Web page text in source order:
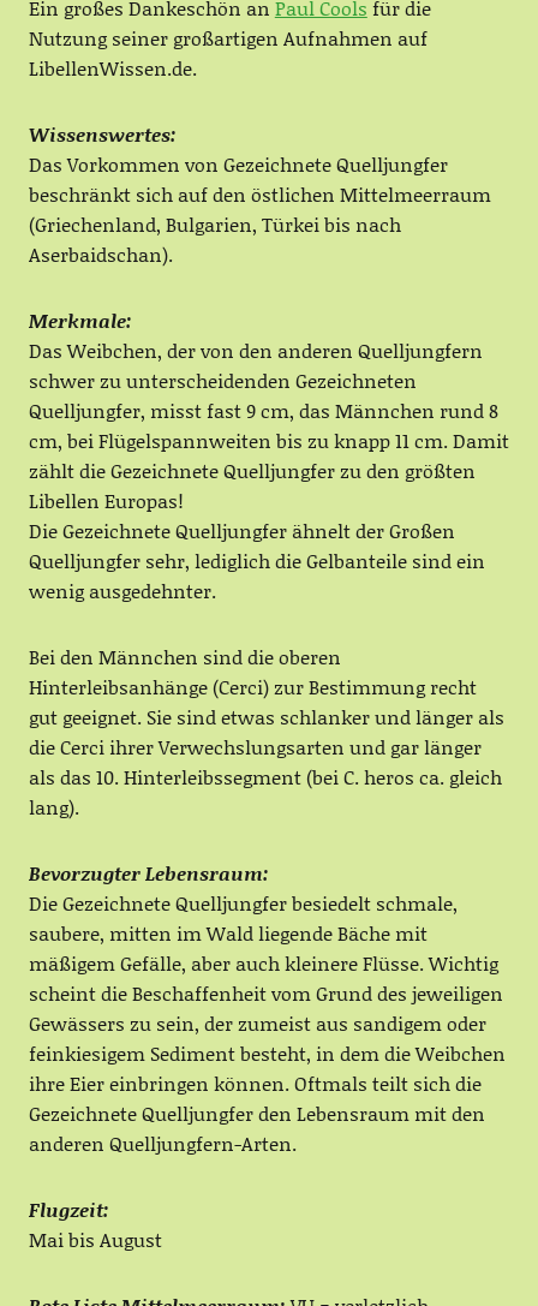
Ein großes Dankeschön an Paul Cools für die
Nutzung seiner großartigen Aufnahmen auf
LibellenWissen.de.
Wissenswertes:
Das Vorkommen von Gezeichnete Quelljungfer
beschränkt sich auf den östlichen Mittelmeerraum
(Griechenland, Bulgarien, Türkei bis nach
Aserbaidschan).
Merkmale:
Das Weibchen, der von den anderen Quelljungfern
schwer zu unterscheidenden Gezeichneten
Quelljungfer, misst fast 9 cm, das Männchen rund 8
cm, bei Flügelspannweiten bis zu knapp 11 cm. Damit
zählt die Gezeichnete Quelljungfer zu den größten
Libellen Europas!
Die Gezeichnete Quelljungfer ähnelt der Großen
Quelljungfer sehr, lediglich die Gelbanteile sind ein
wenig ausgedehnter.
Bei den Männchen sind die oberen
Hinterleibsanhänge (Cerci) zur Bestimmung recht
gut geeignet. Sie sind etwas schlanker und länger als
die Cerci ihrer Verwechslungsarten und gar länger
als das 10. Hinterleibssegment (bei C. heros ca. gleich
lang).
Bevorzugter Lebensraum:
Die Gezeichnete Quelljungfer besiedelt schmale,
saubere, mitten im Wald liegende Bäche mit
mäßigem Gefälle, aber auch kleinere Flüsse. Wichtig
scheint die Beschaffenheit vom Grund des jeweiligen
Gewässers zu sein, der zumeist aus sandigem oder
feinkiesigem Sediment besteht, in dem die Weibchen
ihre Eier einbringen können. Oftmals teilt sich die
Gezeichnete Quelljungfer den Lebensraum mit den
anderen Quelljungfern-Arten.
Flugzeit:
Mai bis August